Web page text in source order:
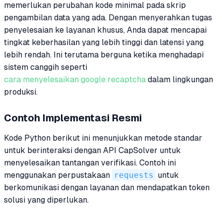
memerlukan perubahan kode minimal pada skrip
pengambilan data yang ada. Dengan menyerahkan tugas
penyelesaian ke layanan khusus, Anda dapat mencapai
tingkat keberhasilan yang lebih tinggi dan latensi yang
lebih rendah. Ini terutama berguna ketika menghadapi
sistem canggih seperti
cara menyelesaikan google recaptcha dalam lingkungan
produksi.
Contoh Implementasi Resmi
Kode Python berikut ini menunjukkan metode standar
untuk berinteraksi dengan API CapSolver untuk
menyelesaikan tantangan verifikasi. Contoh ini
menggunakan perpustakaan requests untuk
berkomunikasi dengan layanan dan mendapatkan token
solusi yang diperlukan.